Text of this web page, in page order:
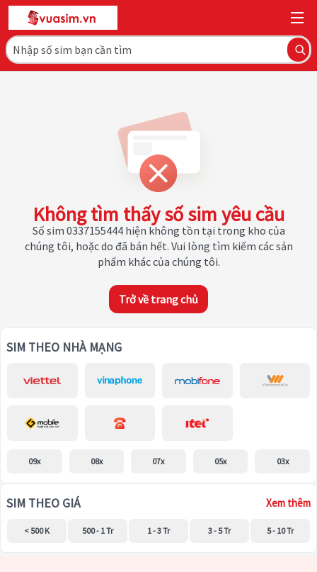
Không tìm thấy số sim yêu cầu
Số sim 0337155444 hiện không tồn tại trong kho của
chúng tôi, hoặc do đã bán hết. Vui lòng tìm kiếm các sản
phẩm khác của chúng tôi.
Trở về trang chủ
SIM THEO NHÀ MẠNG
09x 08x 07x 05x 03x
SIM THEO GIÁ Xem thêm
< 500 K 500 - 1 Tr 1 - 3 Tr 3 - 5 Tr 5 - 10 Tr